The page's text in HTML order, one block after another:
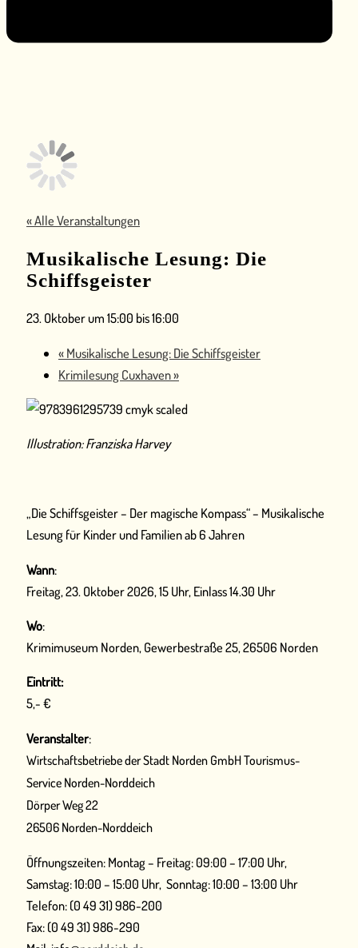
« Alle Veranstaltungen
Musikalische Lesung: Die
Schiffsgeister
23. Oktober um 15:00 bis16:00
«Musikalische Lesung: Die Schiffsgeister
Krimilesung Cuxhaven»
Illustration: Franziska Harvey
„Die Schiffsgeister – Der magische Kompass“ – Musikalische
Lesung für Kinder und Familien ab 6 Jahren
Wann:
Freitag, 23. Oktober 2026, 15 Uhr, Einlass 14.30 Uhr
Wo:
Krimimuseum Norden, Gewerbestraße 25, 26506 Norden
Eintritt:
5,- €
Veranstalter:
Wirtschaftsbetriebe der Stadt Norden GmbH Tourismus-
Service Norden-Norddeich
Dörper Weg 22
26506 Norden-Norddeich
Öffnungszeiten: Montag – Freitag: 09:00 – 17:00 Uhr,
Samstag: 10:00 – 15:00 Uhr, Sonntag: 10:00 – 13:00 Uhr
Telefon: (0 49 31) 986-200
Fax: (0 49 31) 986-290